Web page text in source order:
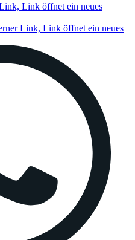
Link öffnet ein neues
Link, Link öffnet ein neues